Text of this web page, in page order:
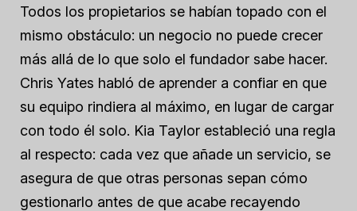
Todos los propietarios se habían topado con el
mismo obstáculo: un negocio no puede crecer
más allá de lo que solo el fundador sabe hacer.
Chris Yates habló de aprender a confiar en que
su equipo rindiera al máximo, en lugar de cargar
con todo él solo. Kia Taylor estableció una regla
al respecto: cada vez que añade un servicio, se
asegura de que otras personas sepan cómo
gestionarlo antes de que acabe recayendo